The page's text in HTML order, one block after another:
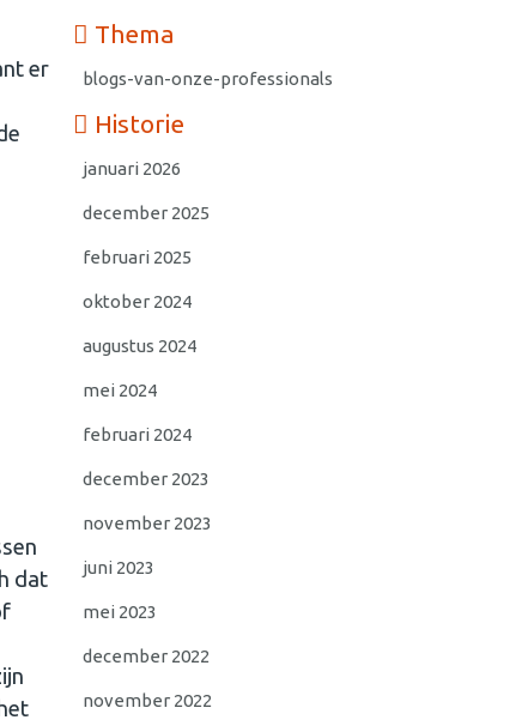
er
dat
Thema
blogs-van-onze-professionals
Historie
januari 2026
december 2025
februari 2025
oktober 2024
augustus 2024
mei 2024
februari 2024
december 2023
november 2023
juni 2023
mei 2023
december 2022
november 2022